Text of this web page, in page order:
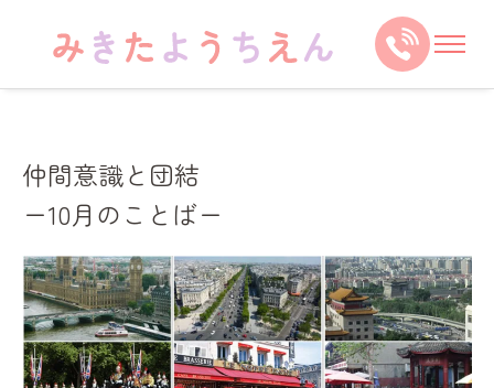
仲間意識と団結
ー10月のことばー